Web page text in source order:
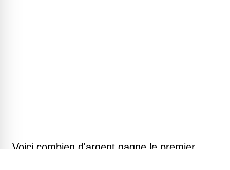
Voici combien d'argent gagne le premier